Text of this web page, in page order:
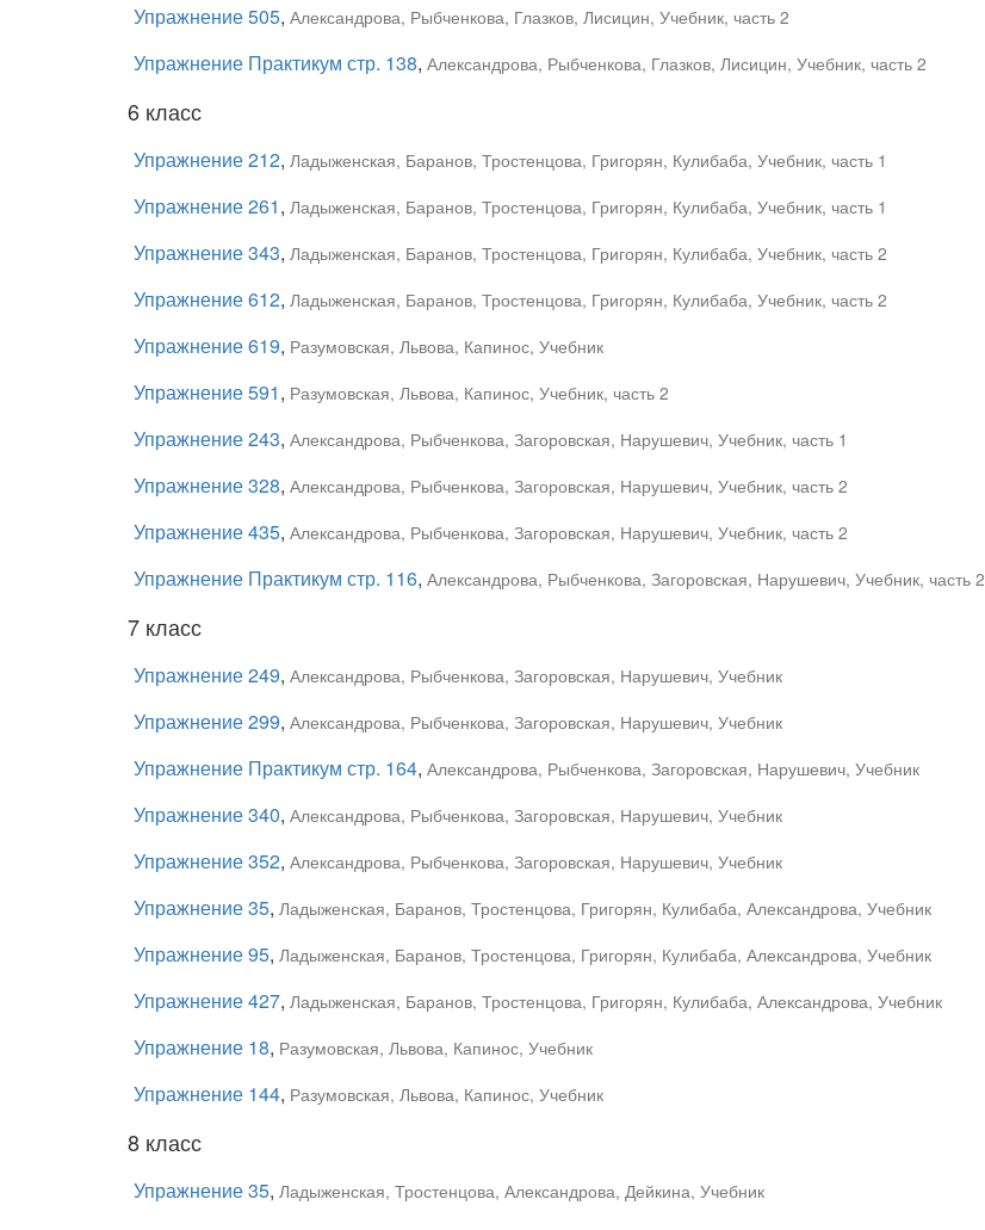
Упражнение 505, Александрова, Рыбченкова, Глазков, Лисицин, Учебник, часть 2
Упражнение Практикум стр. 138, Александрова, Рыбченкова, Глазков, Лисицин, Учебник, часть 2
6 класс
Упражнение 212, Ладыженская, Баранов, Тростенцова, Григорян, Кулибаба, Учебник, часть 1
Упражнение 261, Ладыженская, Баранов, Тростенцова, Григорян, Кулибаба, Учебник, часть 1
Упражнение 343, Ладыженская, Баранов, Тростенцова, Григорян, Кулибаба, Учебник, часть 2
Упражнение 612, Ладыженская, Баранов, Тростенцова, Григорян, Кулибаба, Учебник, часть 2
Упражнение 619, Разумовская, Львова, Капинос, Учебник
Упражнение 591, Разумовская, Львова, Капинос, Учебник, часть 2
Упражнение 243, Александрова, Рыбченкова, Загоровская, Нарушевич, Учебник, часть 1
Упражнение 328, Александрова, Рыбченкова, Загоровская, Нарушевич, Учебник, часть 2
Упражнение 435, Александрова, Рыбченкова, Загоровская, Нарушевич, Учебник, часть 2
Упражнение Практикум стр. 116, Александрова, Рыбченкова, Загоровская, Нарушевич, Учебник, часть 2
7 класс
Упражнение 249, Александрова, Рыбченкова, Загоровская, Нарушевич, Учебник
Упражнение 299, Александрова, Рыбченкова, Загоровская, Нарушевич, Учебник
Упражнение Практикум стр. 164, Александрова, Рыбченкова, Загоровская, Нарушевич, Учебник
Упражнение 340, Александрова, Рыбченкова, Загоровская, Нарушевич, Учебник
Упражнение 352, Александрова, Рыбченкова, Загоровская, Нарушевич, Учебник
Упражнение 35, Ладыженская, Баранов, Тростенцова, Григорян, Кулибаба, Александрова, Учебник
Упражнение 95, Ладыженская, Баранов, Тростенцова, Григорян, Кулибаба, Александрова, Учебник
Упражнение 427, Ладыженская, Баранов, Тростенцова, Григорян, Кулибаба, Александрова, Учебник
Упражнение 18, Разумовская, Львова, Капинос, Учебник
Упражнение 144, Разумовская, Львова, Капинос, Учебник
8 класс
Упражнение 35, Ладыженская, Тростенцова, Александрова, Дейкина, Учебник